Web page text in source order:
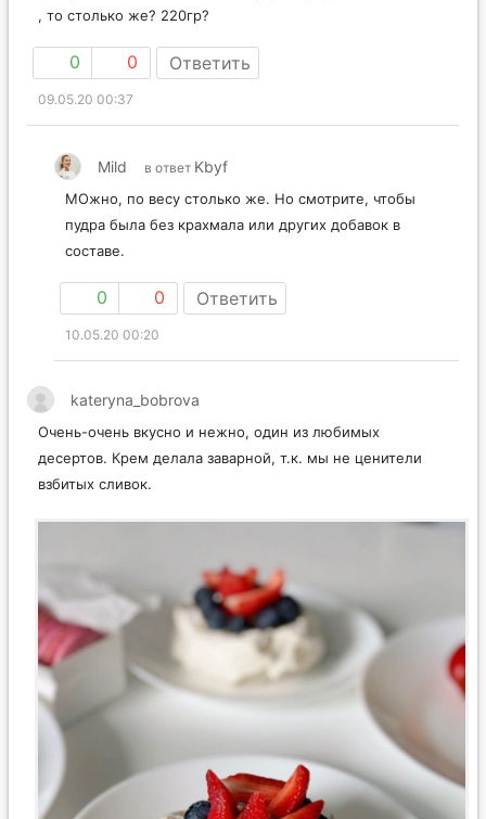
, то столько же? 220гр?
0 0 Ответить
09.05.20 00:37
Mild в ответ Kbyf
МОжно, по весу столько же. Но смотрите, чтобы
пудра была без крахмала или других добавок в
составе.
0 0 Ответить
10.05.20 00:20
kateryna_bobrova
Очень-очень вкусно и нежно, один из любимых
десертов. Крем делала заварной, т.к. мы не ценители
взбитых сливок.